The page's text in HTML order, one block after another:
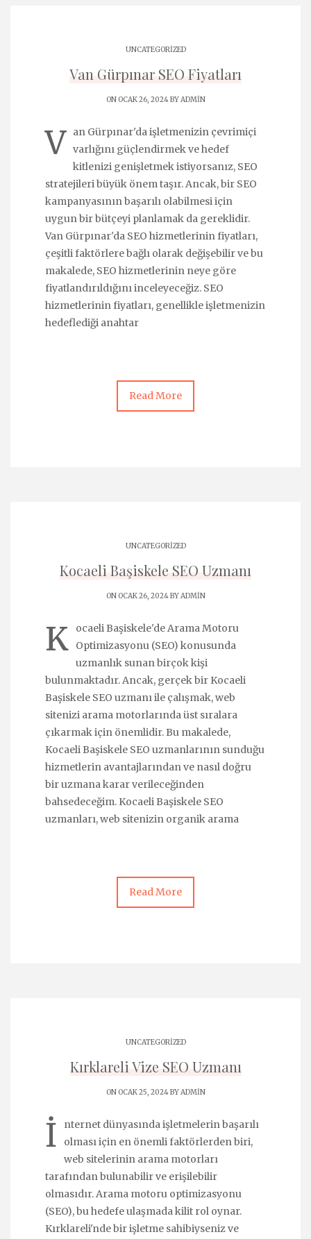
UNCATEGORIZED
Van Gürpınar SEO Fiyatları
ON OCAK 26, 2024 BYADMIN
V
an Gürpınar'da işletmenizin çevrimiçi
varlığını güçlendirmek ve hedef
kitlenizi genişletmek istiyorsanız, SEO
stratejileri büyük önem taşır. Ancak, bir SEO
kampanyasının başarılı olabilmesi için
uygun bir bütçeyi planlamak da gereklidir.
Van Gürpınar'da SEO hizmetlerinin fiyatları,
çeşitli faktörlere bağlı olarak değişebilir ve bu
makalede, SEO hizmetlerinin neye göre
fiyatlandırıldığını inceleyeceğiz. SEO
hizmetlerinin fiyatları, genellikle işletmenizin
hedeflediği anahtar
Read More
UNCATEGORIZED
Kocaeli Başiskele SEO Uzmanı
ON OCAK 26, 2024 BYADMIN
K
ocaeli Başiskele'de Arama Motoru
Optimizasyonu (SEO) konusunda
uzmanlık sunan birçok kişi
bulunmaktadır. Ancak, gerçek bir Kocaeli
Başiskele SEO uzmanı ile çalışmak, web
sitenizi arama motorlarında üst sıralara
çıkarmak için önemlidir. Bu makalede,
Kocaeli Başiskele SEO uzmanlarının sunduğu
hizmetlerin avantajlarından ve nasıl doğru
bir uzmana karar verileceğinden
bahsedeceğim. Kocaeli Başiskele SEO
uzmanları, web sitenizin organik arama
Read More
UNCATEGORIZED
Kırklareli Vize SEO Uzmanı
ON OCAK 25, 2024 BYADMIN
İ
nternet dünyasında işletmelerin başarılı
olması için en önemli faktörlerden biri,
web sitelerinin arama motorları
tarafından bulunabilir ve erişilebilir
olmasıdır. Arama motoru optimizasyonu
(SEO), bu hedefe ulaşmada kilit rol oynar.
Kırklareli'nde bir işletme sahibiyseniz ve